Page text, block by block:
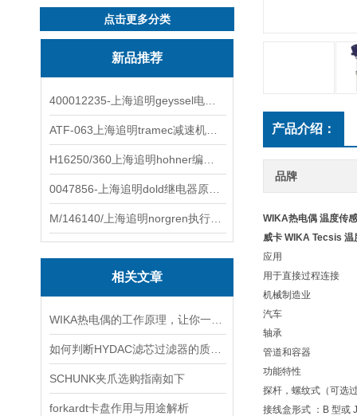
点击更多分类
新品推荐
相关文章
SCHUNK夹爪选购指南如下
forkardt卡盘作用与用途解析
产品介绍：
品牌
WIKA热电偶 温度传
威卡 WIKA Tecsis 温
应用
用于直接过程连接
机械制造业
汽车
轴承
管道和容器
功能特性
探杆，螺纹式（可选
接线盒形式 ：B 型或